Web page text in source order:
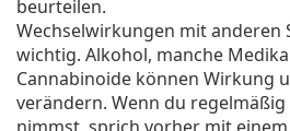
beurteilen.
Wechselwirkungen mit anderen
wichtig. Alkohol, manche
Cannabinoide können Wirkung
verändern. Wenn du